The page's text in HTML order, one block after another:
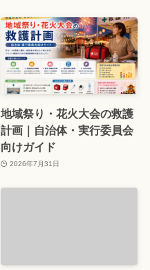
地域祭り・花火大会の救護
計画｜自治体・実行委員会
向けガイド
2026年7月31日